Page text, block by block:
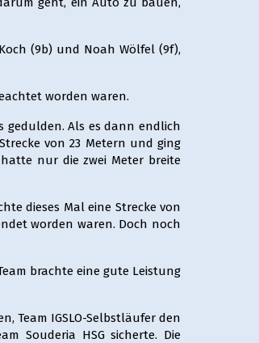
(9b) und Noah Wölfel (9f),
worden waren.
gedulden. Als es dann endlich
von 23 Metern und ging
nur die zwei Meter breite
dieses Mal eine Strecke von
worden waren. Doch noch
brachte eine gute Leistung
Team IGSLO-Selbstläufer den
Souderia HSG sicherte. Die